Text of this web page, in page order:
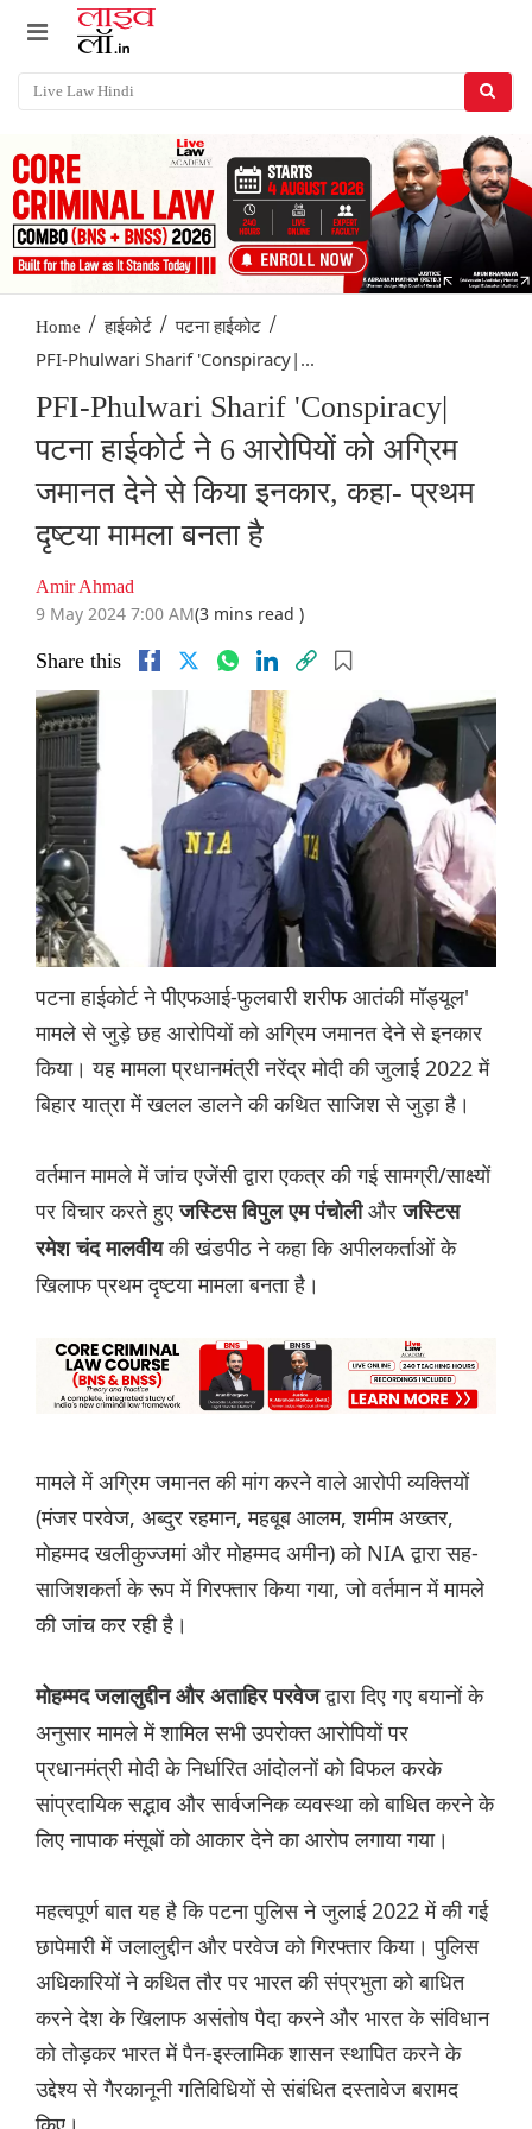
Home / हाईकोर्ट / पटना हाईकोट /
PFI-Phulwari Sharif 'Conspiracy|...
PFI-Phulwari Sharif 'Conspiracy|
पटना हाईकोर्ट ने 6 आरोपियों को अग्रिम
जमानत देने से किया इनकार, कहा- प्रथम
दृष्टया मामला बनता है
Amir Ahmad
9 May 2024 7:00 AM(3 mins read )
Share this
पटना हाईकोर्ट ने पीएफआई-फुलवारी शरीफ आतंकी मॉड्यूल'
मामले से जुड़े छह आरोपियों को अग्रिम जमानत देने से इनकार
किया। यह मामला प्रधानमंत्री नरेंद्र मोदी की जुलाई 2022 में
बिहार यात्रा में खलल डालने की कथित साजिश से जुड़ा है।
वर्तमान मामले में जांच एजेंसी द्वारा एकत्र की गई सामग्री/साक्ष्यों
पर विचार करते हुए जस्टिस विपुल एम पंचोलीऔर जस्टिस
रमेश चंद मालवीयकी खंडपीठ ने कहा कि अपीलकर्ताओं के
खिलाफ प्रथम दृष्टया मामला बनता है।
मामले में अग्रिम जमानत की मांग करने वाले आरोपी व्यक्तियों
(मंजर परवेज, अब्दुर रहमान, महबूब आलम, शमीम अख्तर,
मोहम्मद खलीकुज्जमां और मोहम्मद अमीन) को NIA द्वारा सह-
साजिशकर्ता के रूप में गिरफ्तार किया गया, जो वर्तमान में मामले
की जांच कर रही है।
मोहम्मद जलालुद्दीन और अताहिर परवेजद्वारा दिए गए बयानों के
अनुसार मामले में शामिल सभी उपरोक्त आरोपियों पर
प्रधानमंत्री मोदी के निर्धारित आंदोलनों को विफल करके
सांप्रदायिक सद्भाव और सार्वजनिक व्यवस्था को बाधित करने के
लिए नापाक मंसूबों को आकार देने का आरोप लगाया गया।
महत्वपूर्ण बात यह है कि पटना पुलिस ने जुलाई 2022 में की गई
छापेमारी में जलालुद्दीन और परवेज को गिरफ्तार किया। पुलिस
अधिकारियों ने कथित तौर पर भारत की संप्रभुता को बाधित
करने देश के खिलाफ असंतोष पैदा करने और भारत के संविधान
को तोड़कर भारत में पैन-इस्लामिक शासन स्थापित करने के
उद्देश्य से गैरकानूनी गतिविधियों से संबंधित दस्तावेज बरामद